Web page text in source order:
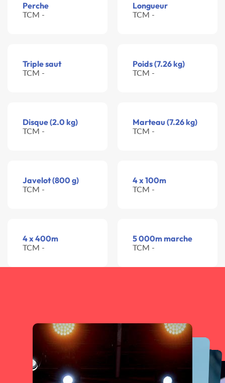
Perche
TCM -
Longueur
TCM -
Triple saut
TCM -
Poids (7.26 kg)
TCM -
Disque (2.0 kg)
TCM -
Marteau (7.26 kg)
TCM -
Javelot (800 g)
TCM -
4 x 100m
TCM -
4 x 400m
TCM -
5 000m marche
TCM -